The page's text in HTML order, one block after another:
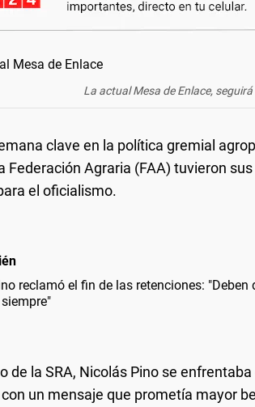
La actual Mesa de Enlace,
clave en la política gremial
Federación Agraria (FAA) tuvieron
el oficialismo.
reclamó el fin de las retenciones: "Deben
de la SRA, Nicolás Pino se
un mensaje que prometía mayor